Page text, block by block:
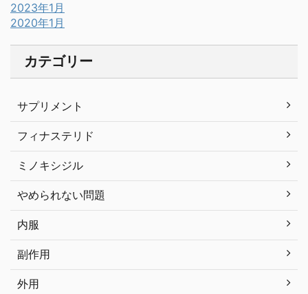
2023年1月
2020年1月
カテゴリー
サプリメント
フィナステリド
ミノキシジル
やめられない問題
内服
副作用
外用